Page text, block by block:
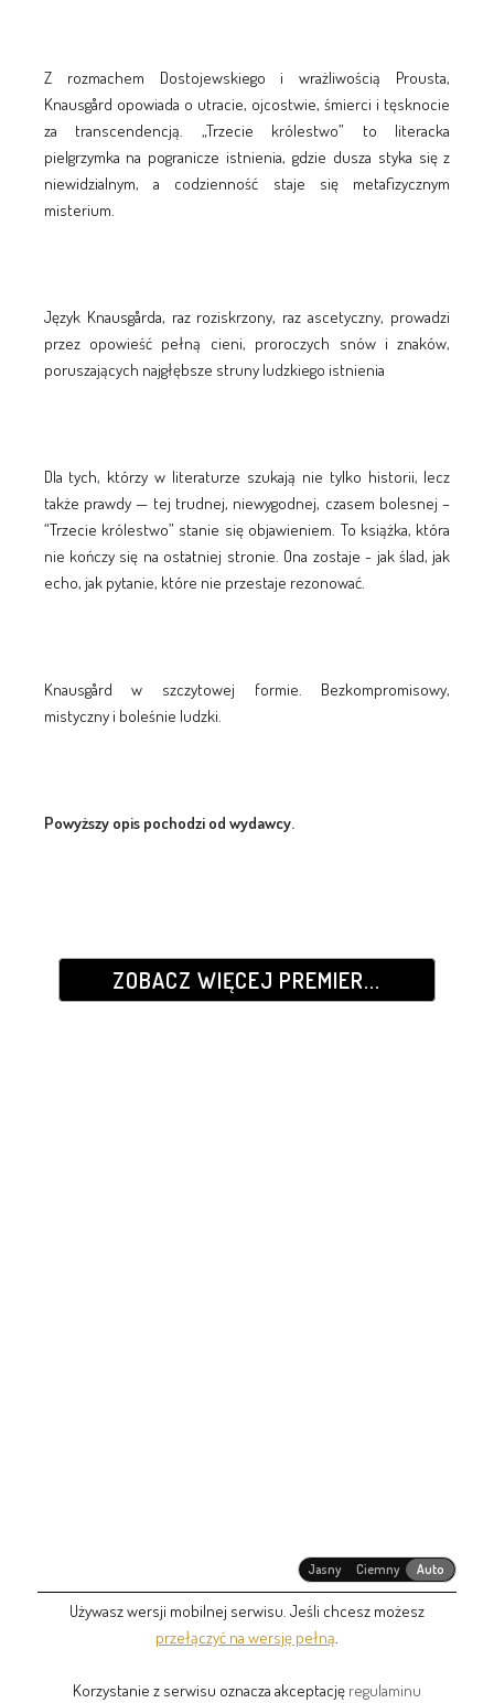
Z rozmachem Dostojewskiego i wrażliwością Prousta,
Knausgård opowiada o utracie, ojcostwie, śmierci i tęsknocie
za transcendencją. „Trzecie królestwo” to literacka
pielgrzymka na pogranicze istnienia, gdzie dusza styka się z
niewidzialnym, a codzienność staje się metafizycznym
misterium.
Język Knausgårda, raz roziskrzony, raz ascetyczny, prowadzi
przez opowieść pełną cieni, proroczych snów i znaków,
poruszających najgłębsze struny ludzkiego istnienia
Dla tych, którzy w literaturze szukają nie tylko historii, lecz
także prawdy — tej trudnej, niewygodnej, czasem bolesnej –
“Trzecie królestwo” stanie się objawieniem. To książka, która
nie kończy się na ostatniej stronie. Ona zostaje - jak ślad, jak
echo, jak pytanie, które nie przestaje rezonować.
Knausgård w szczytowej formie. Bezkompromisowy,
mistyczny i boleśnie ludzki.
Powyższy opis pochodzi od wydawcy.
ZOBACZ WIĘCEJ PREMIER...
Jasny Ciemny Auto
Używasz wersji mobilnej serwisu. Jeśli chcesz możesz
przełączyć na wersję pełną
Korzystanie z serwisu oznacza akceptację regulaminu